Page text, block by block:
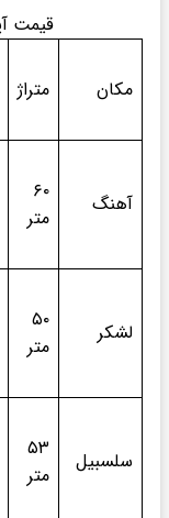
قیمت
مکان متراژ
آهنگ
۶۰
متر
لشکر
۵۰
متر
سلسبیل
۵۳
متر